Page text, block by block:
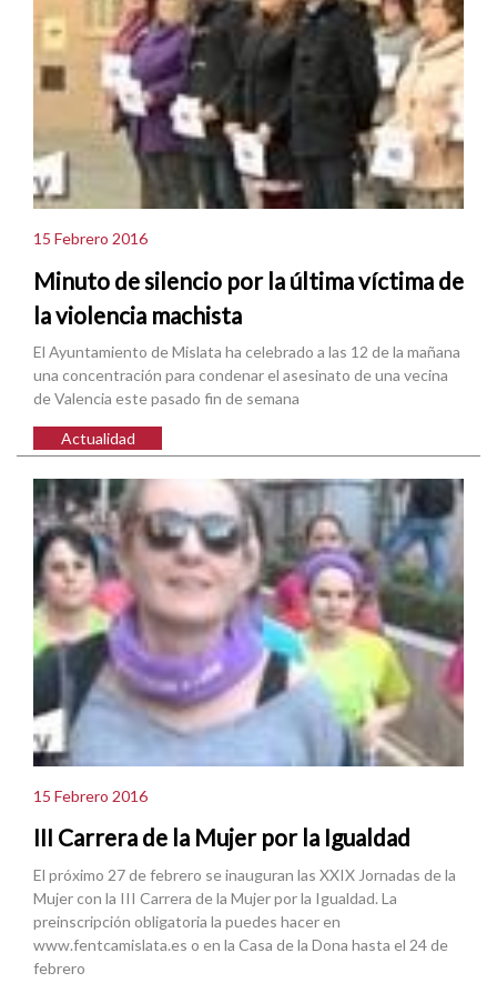
15 Febrero 2016
Minuto de silencio por la última víctima de
la violencia machista
El Ayuntamiento de Mislata ha celebrado a las 12 de la mañana
una concentración para condenar el asesinato de una vecina
de Valencia este pasado fin de semana
Actualidad
15 Febrero 2016
III Carrera de la Mujer por la Igualdad
El próximo 27 de febrero se inauguran las XXIX Jornadas de la
Mujer con la III Carrera de la Mujer por la Igualdad. La
preinscripción obligatoria la puedes hacer en
www.fentcamislata.es o en la Casa de la Dona hasta el 24 de
febrero